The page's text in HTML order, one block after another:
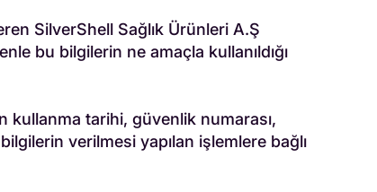
SilverShell Sağlık Ürünleri A.Ş
bu bilgilerin ne amaçla kullanıldığı
kullanma tarihi, güvenlik numarası,
verilmesi yapılan işlemlere bağlı